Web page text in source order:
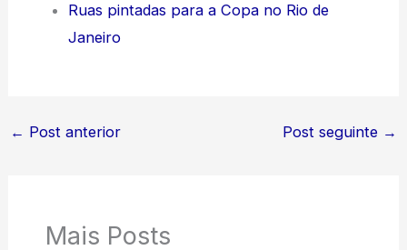
Ruas pintadas para a Copa no Rio de
Janeiro
← Post anterior Post seguinte →
Mais Posts